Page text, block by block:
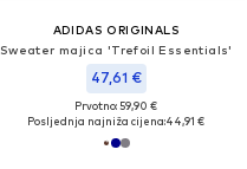
ADIDAS ORIGINALS
Sweater majica 'Trefoil Essentials'
47,61 €
Prvotno: 59,90 €
Posljednja najniža cijena:44,91 €